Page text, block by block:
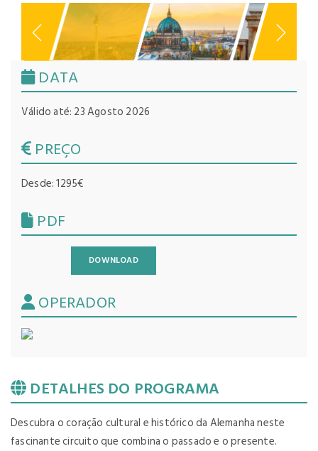
DATA
Válido até: 23 Agosto 2026
PREÇO
Desde: 1295€
PDF
DOWNLOAD
OPERADOR
DETALHES DO PROGRAMA
Descubra o coração cultural e histórico da Alemanha neste
fascinante circuito que combina o passado e o presente.